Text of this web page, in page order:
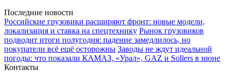
Последние новости
Российские грузовики расширяют фронт: новые модели,
локализация и ставка на спецтехнику Рынок грузовиков
подводит итоги полугодия: падение замедлилось, но
покупатели всё ещё осторожны Заводы не ждут идеальной
погоды: что показали КАМАЗ, «Урал», GAZ и Sollers в июне
Контакты